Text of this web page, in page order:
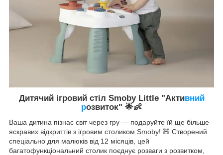
Дитячий ігровий стіл Smoby Little "Активний
розвиток" 🌟👶
Ваша дитина пізнає світ через гру — подаруйте їй ще більше
яскравих відкриттів з ігровим столиком Smoby! 🧸 Створений
спеціально для малюків від 12 місяців, цей
багатофункціональний столик поєднує розваги з розвитком,